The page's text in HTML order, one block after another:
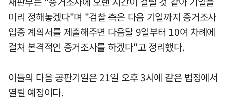
미리 정해놓겠다"며 "검찰 측은 다음 기일까지 증거조사
입증 계획서를 제출해주면 다음달 9일부터 10여 차례에
걸쳐 본격적인 증거조사를 하겠다"고 정리했다.
이들의 다음 공판기일은 21일 오후 3시에 같은 법정에서
열릴 예정이다.